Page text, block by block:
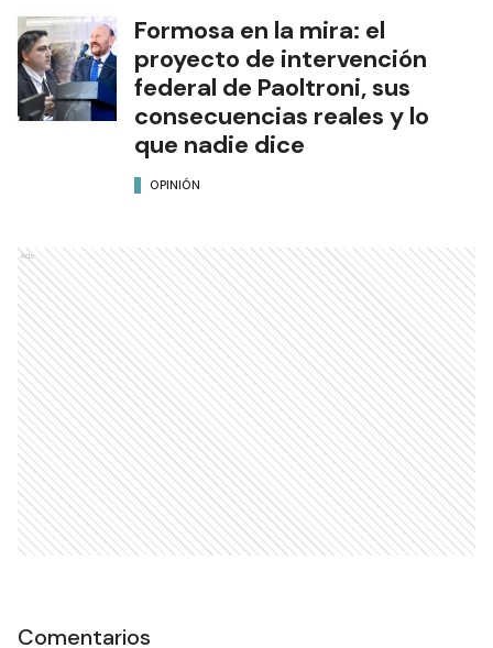
Formosa en la mira: el
proyecto de intervención
federal de Paoltroni, sus
consecuencias reales y lo
que nadie dice
OPINIÓN
Ads
Comentarios